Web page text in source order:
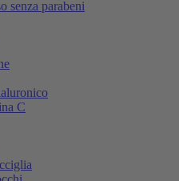
senza parabeni
C